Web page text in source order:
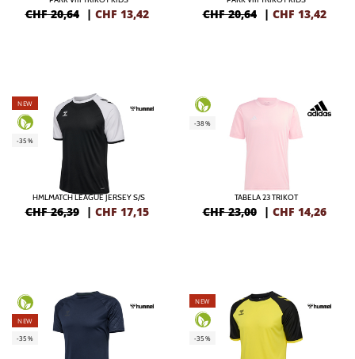
CHF 20,64 | CHF 13,42 CHF 20,64 | CHF 13,42
NEW
-35%
HMLMATCH LEAGUE JERSEY S/S
CHF 26,39 | CHF 17,15
-38%
TABELA 23 TRIKOT
CHF 23,00 | CHF 14,26
NEW
-35%
NEW
-35%